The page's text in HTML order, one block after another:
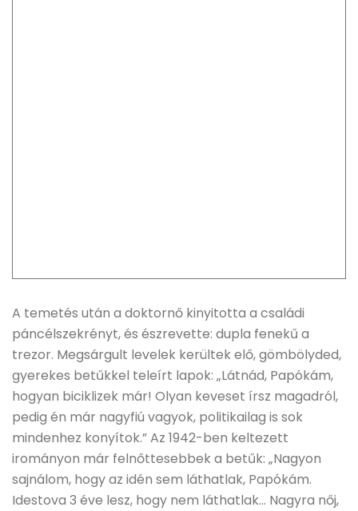
A temetés után a doktornő kinyitotta a családi
páncélszekrényt, és észrevette: dupla fenekű a
trezor. Megsárgult levelek kerültek elő, gömbölyded,
gyerekes betűkkel teleírt lapok: „Látnád, Papókám,
hogyan biciklizek már! Olyan keveset írsz magadról,
pedig én már nagyfiú vagyok, politikailag is sok
mindenhez konyítok.” Az 1942-ben keltezett
irományon már felnőttesebbek a betűk: „Nagyon
sajnálom, hogy az idén sem láthatlak, Papókám.
Idestova 3 éve lesz, hogy nem láthatlak… Nagyra nőj,